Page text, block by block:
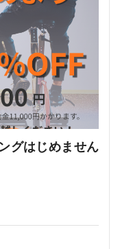
グはじめません